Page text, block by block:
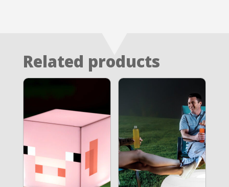
Related products